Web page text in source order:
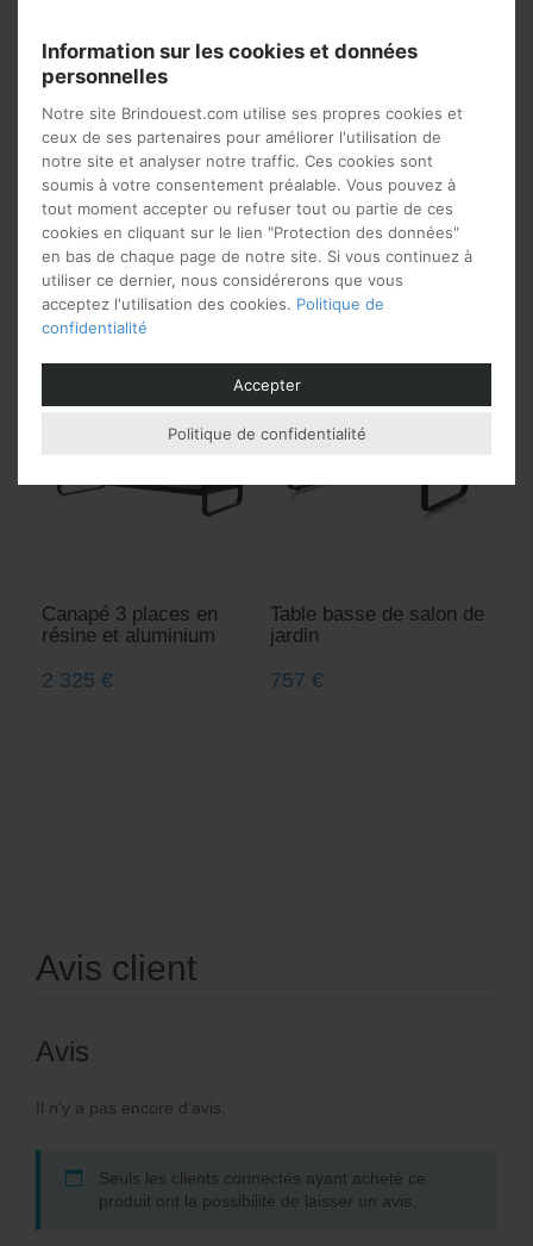
Résine
Vous aimerez peut-être
aussi…
Canapé 3 places en
résine et aluminium
2 325€
Table basse de salon de
jardin
757 €
Avis client
Avis
Il n’y a pas encore d’avis.
Seuls les clients connectés ayant acheté ce
produit ont la possibilité de laisser un avis.
Information sur les cookies et données
personnelles
Notre site Brindouest.com utilise ses propres cookies et
ceux de ses partenaires pour améliorer l'utilisation de
notre site et analyser notre traffic. Ces cookies sont
soumis à votre consentement préalable. Vous pouvez à
tout moment accepter ou refuser tout ou partie de ces
cookies en cliquant sur le lien "Protection des données"
en bas de chaque page de notre site. Si vous continuez à
utiliser ce dernier, nous considérerons que vous
acceptez l'utilisation des cookies. Politique de
confidentialité
Accepter
Politique de confidentialité